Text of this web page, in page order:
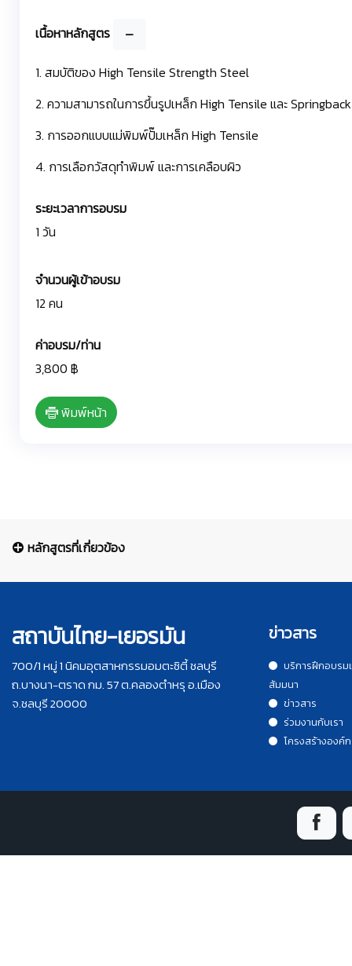
เนื้อหาหลักสูตร
1. สมบัติของ High Tensile Strength Steel
2. ความสามารถในการขึ้นรูปเหล็ก High Tensile และ Springback
3. การออกแบบแม่พิมพ์ปั๊มเหล็ก High Tensile
4. การเลือกวัสดุทำพิมพ์ และการเคลือบผิว
ระยะเวลาการอบรม
1 วัน
จำนวนผู้เข้าอบรม
12 คน
ค่าอบรม/ท่าน
3,800 ฿
พิมพ์หน้า
หลักสูตรที่เกี่ยวข้อง
สถาบันไทย-เยอรมัน
700/1 หมู่ 1 นิคมอุตสาหกรรมอมตะซิตี้ ชลบุรี
ถ.บางนา-ตราด กม. 57 ต.คลองตำหรุ อ.เมือง
จ.ชลบุรี 20000
ข่าวสาร
บริการฝึกอบรม
สัมมนา
ข่าวสาร
ร่วมงานกับเรา
โครงสร้างองค์